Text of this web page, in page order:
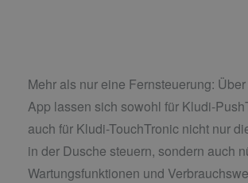
Mehr als nur eine Fernsteuerung:
App lassen sich sowohl für Kludi-
auch für Kludi-TouchTronic nicht nur
in der Dusche steuern, sondern auch
Wartungsfunktionen und